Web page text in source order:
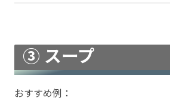
③ スープ
おすすめ例：